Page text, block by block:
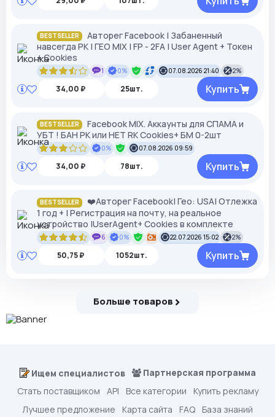
BESTSELLER
Авторег Facebook | Забаненный
навсегда РК | ГЕО MIX | FP - 2FA | User Agent + Токен
+ Cookies
1 0% 07.08.2026 21:40 2%
34,00 ₽ 25шт. Купить
BESTSELLER
Facebook MIX. Аккаунты для СПАМА и
УБТ ! БАН РК или НЕТ RK Cookies+ БМ 0-2шт
0% 07.08.2026 09:59
34,00 ₽ 78шт. Купить
BESTSELLER
❤️Авторег Facebook| Гео: USA| Отлежка
1 год + | Регистрация на почту, на реальное
устройство |UserAgent+ Cookies в комплекте
6 0% 22.07.2026 15:02 2%
50,75 ₽ 1052шт. Купить
Больше товаров
Ищем специалистов
Партнерская программа
Стать поставщиком
API Все категории
Купить рекламу
Лучшее предложение
Карта сайта FAQ База знаний